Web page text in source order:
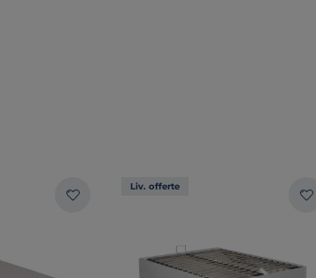
Liv. offerte